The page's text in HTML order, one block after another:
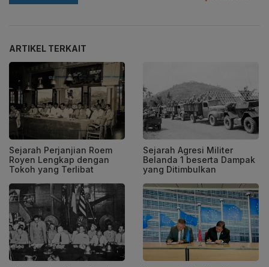
ARTIKEL TERKAIT
Sejarah Perjanjian Roem
Royen Lengkap dengan
Tokoh yang Terlibat
Sejarah Agresi Militer
Belanda 1 beserta Dampak
yang Ditimbulkan